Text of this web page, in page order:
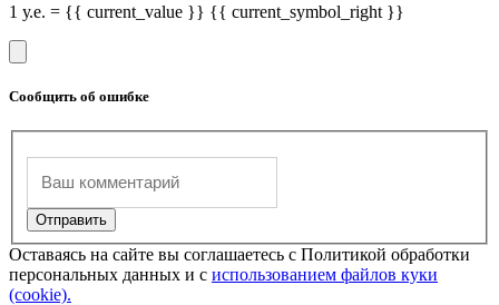
1 у.е. = {{ current_value }} {{ current_symbol_right }}
Сообщить об ошибке
Оставаясь на сайте вы соглашаетесь с Политикой обработки
персональных данных и с использованием файлов куки
(cookie).